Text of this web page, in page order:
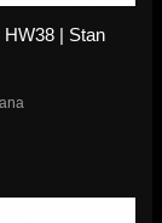
| Stan